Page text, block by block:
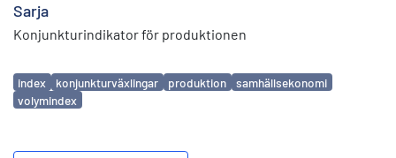
Sarja
Konjunkturindikator för produktionen
Avainsanat
index konjunkturväxlingar produktion
samhällsekonomi
volymindex